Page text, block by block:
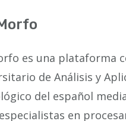
es una plataforma
de Análisis y
del español
en